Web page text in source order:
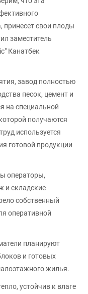
принесет свои плоды
заместитель
Канатбек
завод полностью
песок, цемент и
на специальной
получаются
используется
готовой продукции
операторы,
и складские
собственный
оперативной
планируют
и готовых
жилья.
устойчив к влаге